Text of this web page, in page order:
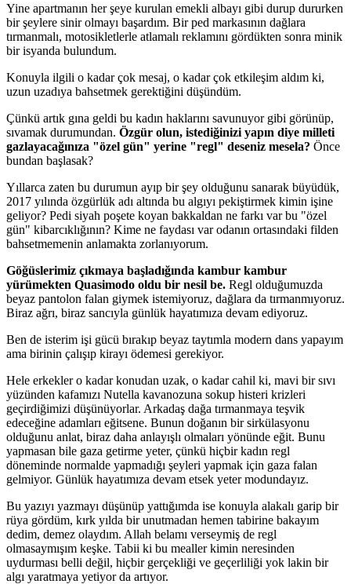
Yine apartmanın her şeye kurulan emekli albayı gibi durup dururken
bir şeylere sinir olmayı başardım. Bir ped markasının dağlara
tırmanmalı, motosikletlerle atlamalı reklamını gördükten sonra minik
bir isyanda bulundum.
Konuyla ilgili o kadar çok mesaj, o kadar çok etkileşim aldım ki,
uzun uzadıya bahsetmek gerektiğini düşündüm.
Çünkü artık gına geldi bu kadın haklarını savunuyor gibi görünüp,
sıvamak durumundan. Özgür olun, istediğinizi yapın diye milleti
gazlayacağınıza "özel gün" yerine "regl" deseniz mesela? Önce
bundan başlasak?
Yıllarca zaten bu durumun ayıp bir şey olduğunu sanarak büyüdük,
2017 yılında özgürlük adı altında bu algıyı pekiştirmek kimin işine
geliyor? Pedi siyah poşete koyan bakkaldan ne farkı var bu "özel
gün" kibarcıklığının? Kime ne faydası var odanın ortasındaki filden
bahsetmemenin anlamakta zorlanıyorum.
Göğüslerimiz çıkmaya başladığında kambur kambur
yürümekten Quasimodo oldu bir nesil be. Regl olduğumuzda
beyaz pantolon falan giymek istemiyoruz, dağlara da tırmanmıyoruz.
Biraz ağrı, biraz sancıyla günlük hayatımıza devam ediyoruz.
Ben de isterim işi gücü bırakıp beyaz taytımla modern dans yapayım
ama birinin çalışıp kirayı ödemesi gerekiyor.
Hele erkekler o kadar konudan uzak, o kadar cahil ki, mavi bir sıvı
yüzünden kafamızı Nutella kavanozuna sokup histeri krizleri
geçirdiğimizi düşünüyorlar. Arkadaş dağa tırmanmaya teşvik
edeceğine adamları eğitsene. Bunun doğanın bir sirkülasyonu
olduğunu anlat, biraz daha anlayışlı olmaları yönünde eğit. Bunu
yapmasan bile gaza getirme yeter, çünkü hiçbir kadın regl
döneminde normalde yapmadığı şeyleri yapmak için gaza falan
gelmiyor. Günlük hayatımıza devam etsek yeter modundayız.
Bu yazıyı yazmayı düşünüp yattığımda ise konuyla alakalı garip bir
rüya gördüm, kırk yılda bir unutmadan hemen tabirine bakayım
dedim, demez olaydım. Allah belamı verseymiş de regl
olmasaymışım keşke. Tabii ki bu mealler kimin neresinden
uydurması belli değil, hiçbir gerçekliği ve geçerliliği yok lakin bir
algı yaratmaya yetiyor da artıyor.